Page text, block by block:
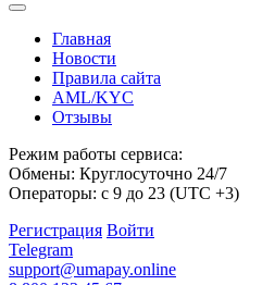
Главная
Новости
Правила сайта
AML/KYC
Отзывы
Режим работы сервиса:
Обмены: Круглосуточно 24/7
Операторы: с 9 до 23 (UTC +3)
Регистрация Войти
Telegram
support@umapay.online